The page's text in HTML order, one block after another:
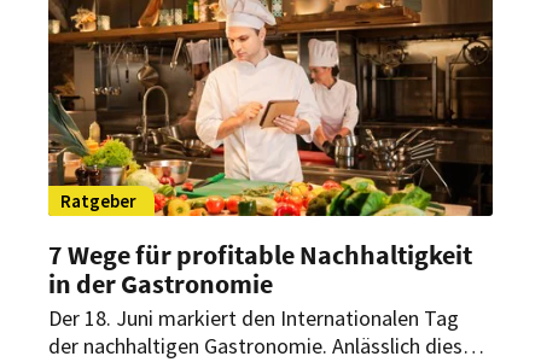
Energiebeschaffung bei der wattline GmbH, im
Interview mit HOGAPAGE.
Ratgeber
7 Wege für profitable Nachhaltigkeit
in der Gastronomie
Der 18. Juni markiert den Internationalen Tag
der nachhaltigen Gastronomie. Anlässlich dieses